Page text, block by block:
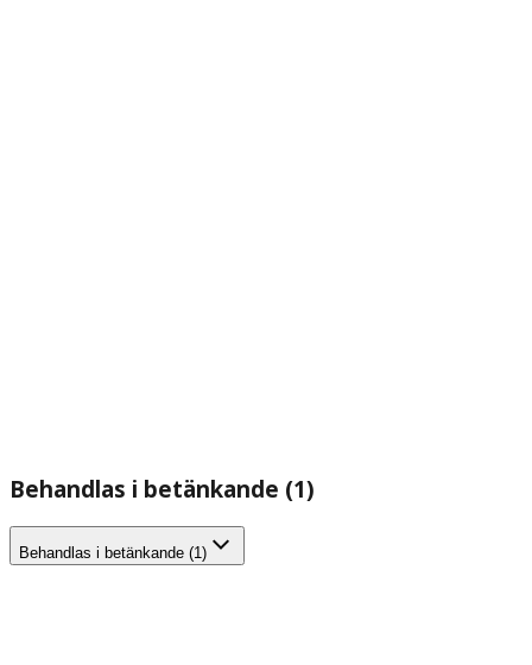
Behandlas i betänkande (1)
Behandlas i betänkande (1)